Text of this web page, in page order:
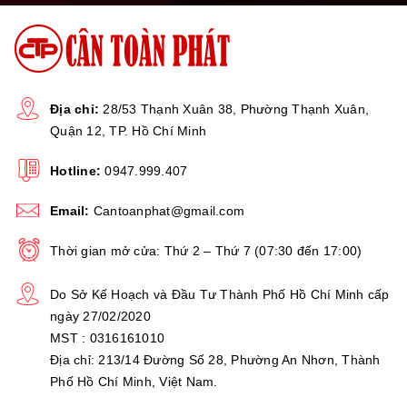
Địa chỉ: 28/53 Thạnh Xuân 38, Phường Thạnh Xuân,
Quận 12, TP. Hồ Chí Minh
Hotline: 0947.999.407
Email: Cantoanphat@gmail.com
Thời gian mở cửa: Thứ 2 – Thứ 7 (07:30 đến 17:00)
Do Sở Kế Hoạch và Đầu Tư Thành Phố Hồ Chí Minh cấp
ngày 27/02/2020
MST : 0316161010
Địa chỉ: 213/14 Đường Số 28, Phường An Nhơn, Thành
Phố Hồ Chí Minh, Việt Nam.